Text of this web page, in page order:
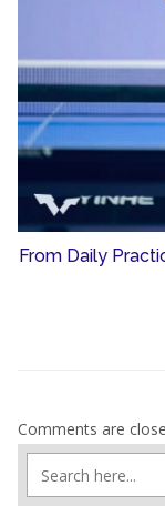
From Daily
Comments are